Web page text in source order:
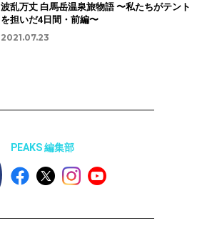
波乱万丈 白馬岳温泉旅物語 〜私たちがテント
を担いだ4日間・前編〜
2021.07.23
PEAKS 編集部